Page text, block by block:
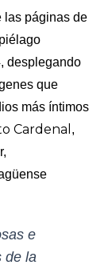
las páginas de
desplegando
que
más íntimos
Cardenal ,
e
de la